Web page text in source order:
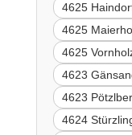
4625
4625
4625
4623
4623
4624